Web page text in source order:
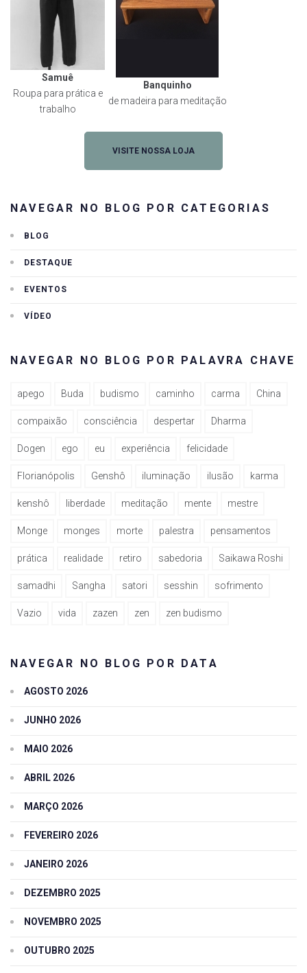
Samuê
Roupa para prática e
trabalho
Banquinho
de madeira para meditação
VISITE NOSSA LOJA
NAVEGAR NO BLOG POR CATEGORIAS
BLOG
DESTAQUE
EVENTOS
VÍDEO
NAVEGAR NO BLOG POR PALAVRA CHAVE
apego Buda budismo caminho carma China
compaixão consciência despertar Dharma
Dogen ego eu experiência felicidade
Florianópolis Genshô iluminação ilusão karma
kenshô liberdade meditação mente mestre
Monge monges morte palestra pensamentos
prática realidade retiro sabedoria Saikawa Roshi
samadhi Sangha satori sesshin sofrimento
Vazio vida zazen zen zen budismo
NAVEGAR NO BLOG POR DATA
AGOSTO 2026
JUNHO 2026
MAIO 2026
ABRIL 2026
MARÇO 2026
FEVEREIRO 2026
JANEIRO 2026
DEZEMBRO 2025
NOVEMBRO 2025
OUTUBRO 2025